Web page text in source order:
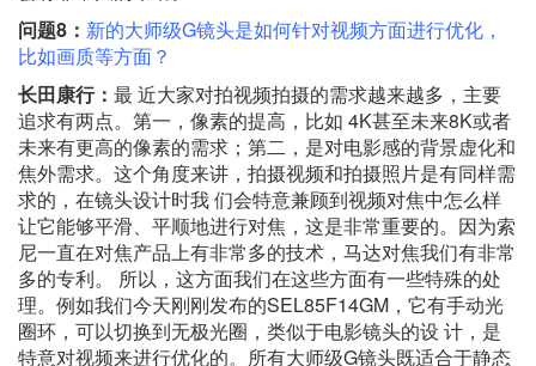
问题8： 新的大师级G镜头是如何针对视频方面进行优化，
比如画质等方面？
长田康行： 最 近大家对拍视频拍摄的需求越来越多，主要
追求有两点。第一，像素的提高，比如 4K甚至未来8K或者
未来有更高的像素的需求；第二，是对电影感的背景虚化和
焦外需求。这个角度来讲，拍摄视频和拍摄照片是有同样需
求的，在镜头设计时我 们会特意兼顾到视频对焦中怎么样
让它能够平滑、平顺地进行对焦，这是非常重要的。因为索
尼一直在对焦产品上有非常多的技术，马达对焦我们有非常
多的专利。 所以，这方面我们在这些方面有一些特殊的处
理。例如我们今天刚刚发布的SEL85F14GM，它有手动光
圈环，可以切换到无极光圈，类似于电影镜头的设 计，是
特意对视频来进行优化的。所有大师级G镜头既适合于静态